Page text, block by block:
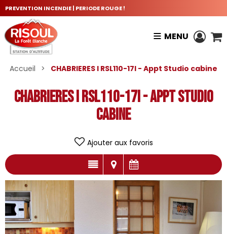
PREVENTION INCENDIE | PERIODE ROUGE !
MENU
Accueil > CHABRIERES I RSL110-17I - Appt Studio cabine
CHABRIERES I RSL110-17I - Appt Studio
cabine
Ajouter aux favoris